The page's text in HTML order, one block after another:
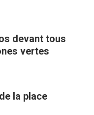
devant tous
vertes
la place